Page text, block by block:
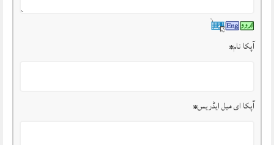
آپکا نام*
آپکا ای میل ایڈریس*